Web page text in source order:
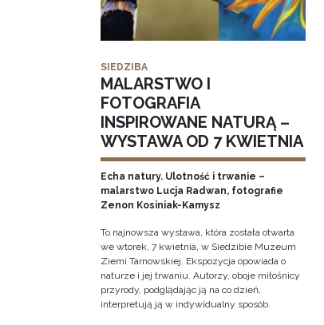
SIEDZIBA
MALARSTWO I
FOTOGRAFIA
INSPIROWANE NATURĄ –
WYSTAWA OD 7 KWIETNIA
Echa natury. Ulotność i trwanie –
malarstwo Lucja Radwan, fotografie
Zenon Kosiniak-Kamysz
To najnowsza wystawa, która została otwarta
we wtorek, 7 kwietnia, w Siedzibie Muzeum
Ziemi Tarnowskiej. Ekspozycja opowiada o
naturze i jej trwaniu. Autorzy, oboje miłośnicy
przyrody, podglądając ją na co dzień,
interpretują ją w indywidualny sposób.